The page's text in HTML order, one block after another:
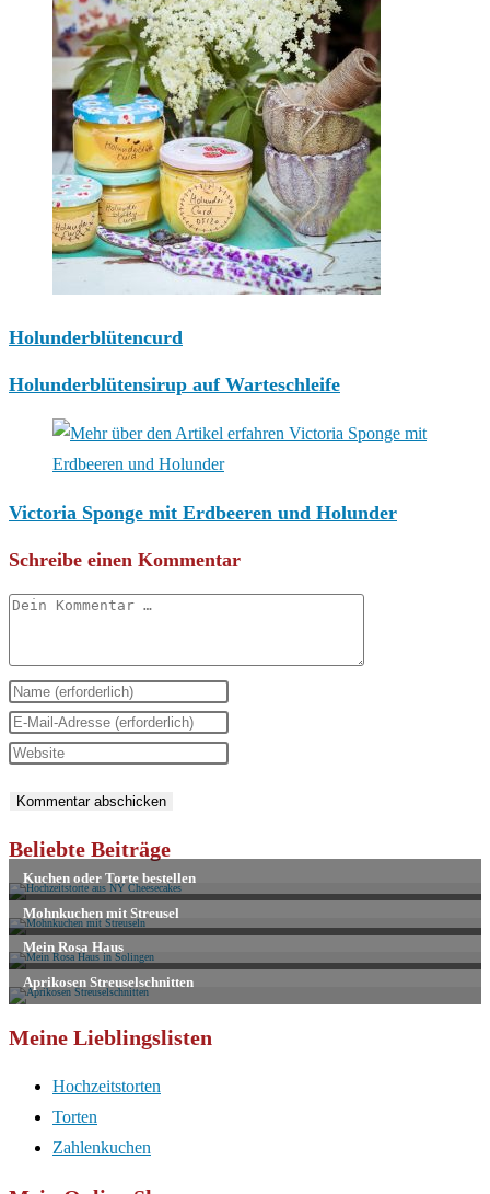
Holunderblütencurd
Holunderblütensirup auf Warteschleife
Victoria Sponge mit Erdbeeren und Holunder
Schreibe einen Kommentar
Kommentar
Gib
deinen
Namen
Benutzernamen
zum
Kommentieren
ein
Gib
deine
Mail-
Adresse
zum
Kommentieren
ein
Gib
Website-
URL
ein
(optional)
Beliebte Beiträge
Meine Lieblingslisten
Hochzeitstorten
Torten
Zahlenkuchen